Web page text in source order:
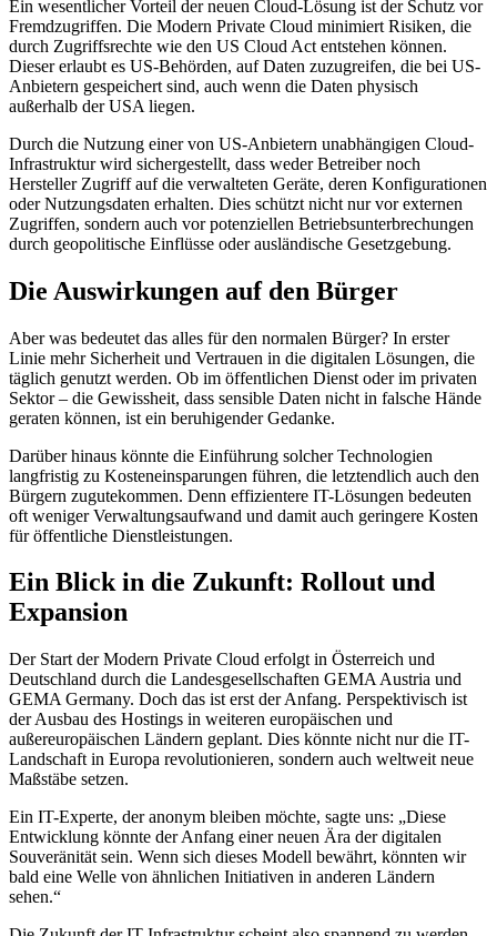
Ein wesentlicher Vorteil der neuen Cloud-Lösung ist der Schutz vor
Fremdzugriffen. Die Modern Private Cloud minimiert Risiken, die
durch Zugriffsrechte wie den US Cloud Act entstehen können.
Dieser erlaubt es US-Behörden, auf Daten zuzugreifen, die bei US-
Anbietern gespeichert sind, auch wenn die Daten physisch
außerhalb der USA liegen.
Durch die Nutzung einer von US-Anbietern unabhängigen Cloud-
Infrastruktur wird sichergestellt, dass weder Betreiber noch
Hersteller Zugriff auf die verwalteten Geräte, deren Konfigurationen
oder Nutzungsdaten erhalten. Dies schützt nicht nur vor externen
Zugriffen, sondern auch vor potenziellen Betriebsunterbrechungen
durch geopolitische Einflüsse oder ausländische Gesetzgebung.
Die Auswirkungen auf den Bürger
Aber was bedeutet das alles für den normalen Bürger? In erster
Linie mehr Sicherheit und Vertrauen in die digitalen Lösungen, die
täglich genutzt werden. Ob im öffentlichen Dienst oder im privaten
Sektor – die Gewissheit, dass sensible Daten nicht in falsche Hände
geraten können, ist ein beruhigender Gedanke.
Darüber hinaus könnte die Einführung solcher Technologien
langfristig zu Kosteneinsparungen führen, die letztendlich auch den
Bürgern zugutekommen. Denn effizientere IT-Lösungen bedeuten
oft weniger Verwaltungsaufwand und damit auch geringere Kosten
für öffentliche Dienstleistungen.
Ein Blick in die Zukunft: Rollout und
Expansion
Der Start der Modern Private Cloud erfolgt in Österreich und
Deutschland durch die Landesgesellschaften GEMA Austria und
GEMA Germany. Doch das ist erst der Anfang. Perspektivisch ist
der Ausbau des Hostings in weiteren europäischen und
außereuropäischen Ländern geplant. Dies könnte nicht nur die IT-
Landschaft in Europa revolutionieren, sondern auch weltweit neue
Maßstäbe setzen.
Ein IT-Experte, der anonym bleiben möchte, sagte uns: „Diese
Entwicklung könnte der Anfang einer neuen Ära der digitalen
Souveränität sein. Wenn sich dieses Modell bewährt, könnten wir
bald eine Welle von ähnlichen Initiativen in anderen Ländern
sehen.“